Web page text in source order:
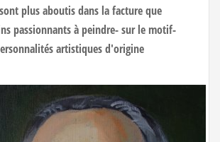
plus aboutis dans la facture que
passionnants à peindre- sur le motif-
artistiques d'origine